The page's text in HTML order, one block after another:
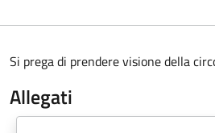
Si prega di prendere visione della
Allegati